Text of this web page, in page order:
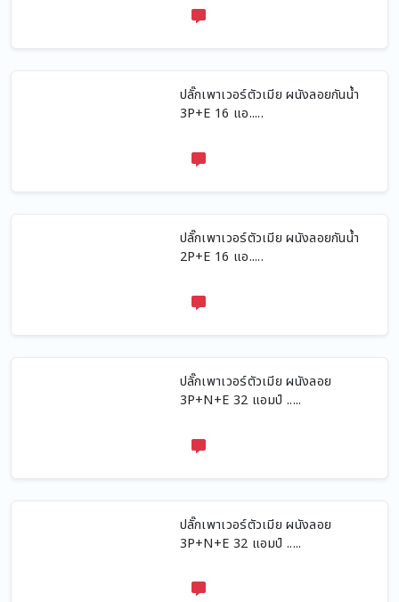
ปลั๊กเพาเวอร์ตัวเมีย ผนังลอยกันน้ำ
3P+E 16 แอ.....
ปลั๊กเพาเวอร์ตัวเมีย ผนังลอยกันน้ำ
2P+E 16 แอ.....
ปลั๊กเพาเวอร์ตัวเมีย ผนังลอย
3P+N+E 32 แอมป์ .....
ปลั๊กเพาเวอร์ตัวเมีย ผนังลอย
3P+N+E 32 แอมป์ .....